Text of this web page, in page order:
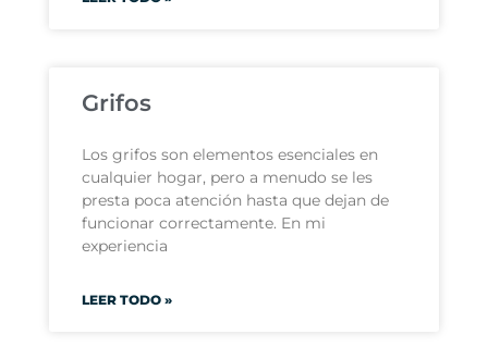
Grifos
Los grifos son elementos esenciales en
cualquier hogar, pero a menudo se les
presta poca atención hasta que dejan de
funcionar correctamente. En mi
experiencia
LEER TODO »